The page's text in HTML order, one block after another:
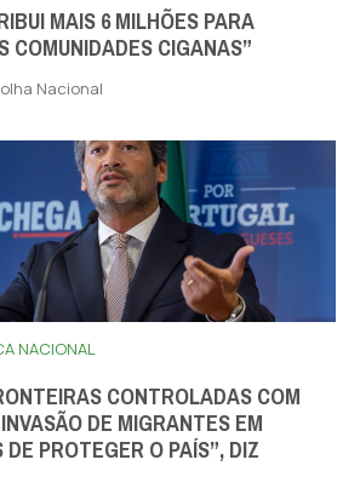
MAIS 6 MILHÕES PARA
COMUNIDADES CIGANAS”
Nacional
NACIONAL
CONTROLADAS COM
DE MIGRANTES EM
PROTEGER O PAÍS”, DIZ